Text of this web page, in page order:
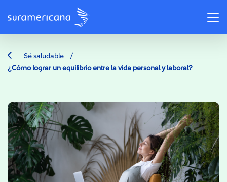
Sé saludable /
¿Cómo lograr un equilibrio entre la vida personal y laboral?